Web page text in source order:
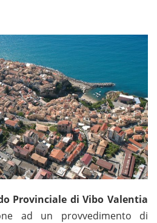
Provinciale di Vibo Valentia
ad un provvedimento di